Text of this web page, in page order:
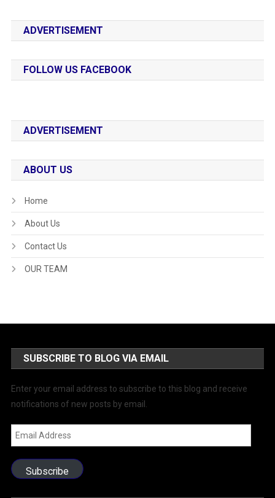
ADVERTISEMENT
FOLLOW US FACEBOOK
ADVERTISEMENT
ABOUT US
Home
About Us
Contact Us
OUR TEAM
SUBSCRIBE TO BLOG VIA EMAIL
Enter your email address to subscribe to this blog and receive
notifications of new posts by email.
Email
Address
Subscribe